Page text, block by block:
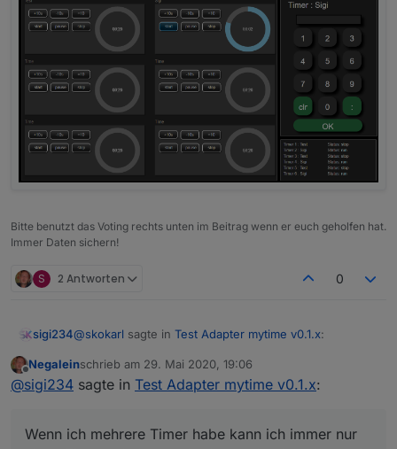
Bitte benutzt das Voting rechts unten im Beitrag wenn er euch geholfen hat.
Immer Daten sichern!
S 2 Antworten 0
sigi234@skokarl sagte in Test Adapter mytime v0.1.x:
Ich bastel mir den String über eine kleine Tastatur
ins Timer Feld in Sek übernommen.
Offline
Negaleinschrieb am 29. Mai 2020, 19:06
zuletzt editiert von
@sigi234 sagte in Test Adapter mytime v0.1.x:
Wenn ich mehrere Timer habe kann ich immer nur